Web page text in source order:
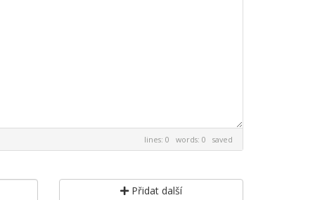
lines: 0 words: 0 saved
Přidat další